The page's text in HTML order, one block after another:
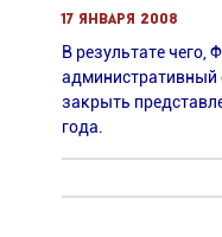
17 января 2008
В результате чего,
административный
закрыть
года.